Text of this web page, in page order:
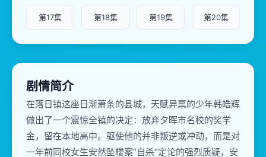
第17集 第18集 第19集 第20集
剧情简介
在落日镇这座日渐萧条的县城，天赋异禀的少年韩皓辉
做出了一个震惊全镇的决定：放弃夕晖市名校的奖学
金，留在本地高中。驱使他的并非叛逆或冲动，而是对
一年前同校女生安然坠楼案“自杀”定论的强烈质疑，安